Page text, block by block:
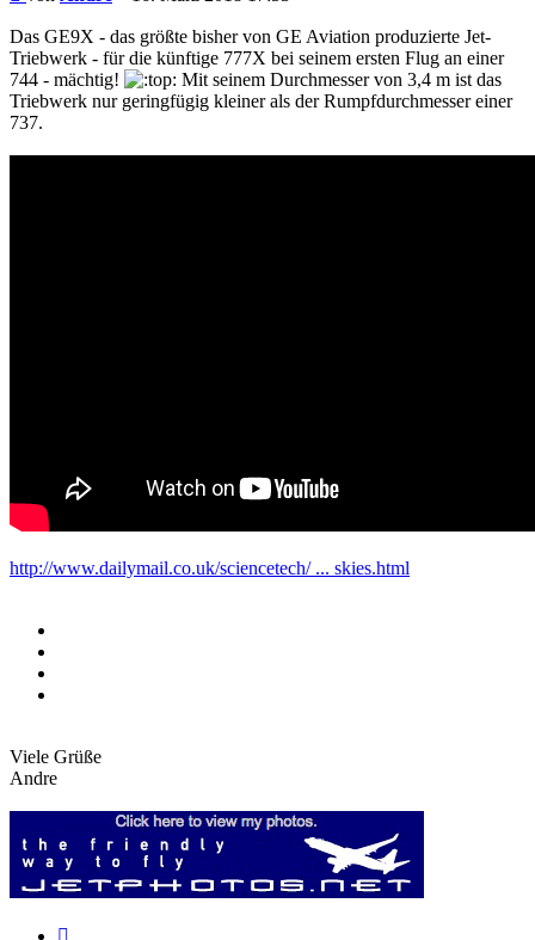
Das GE9X - das größte bisher von GE Aviation produzierte Jet-
Triebwerk - für die künftige 777X bei seinem ersten Flug an einer
744 - mächtig!
Mit seinem Durchmesser von 3,4 m ist das
Triebwerk nur geringfügig kleiner als der Rumpfdurchmesser einer
737.
http://www.dailymail.co.uk/sciencetech/ ... skies.html
Viele Grüße
Andre